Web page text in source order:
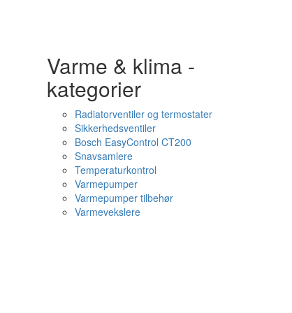
Varme & klima -
kategorier
Radiatorventiler og termostater
Sikkerhedsventiler
Bosch EasyControl CT200
Snavsamlere
Temperaturkontrol
Varmepumper
Varmepumper tilbehør
Varmevekslere